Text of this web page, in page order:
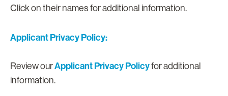
Click on their names for additional information.
Applicant Privacy Policy:
Review ourApplicant Privacy Policyfor additional
information.